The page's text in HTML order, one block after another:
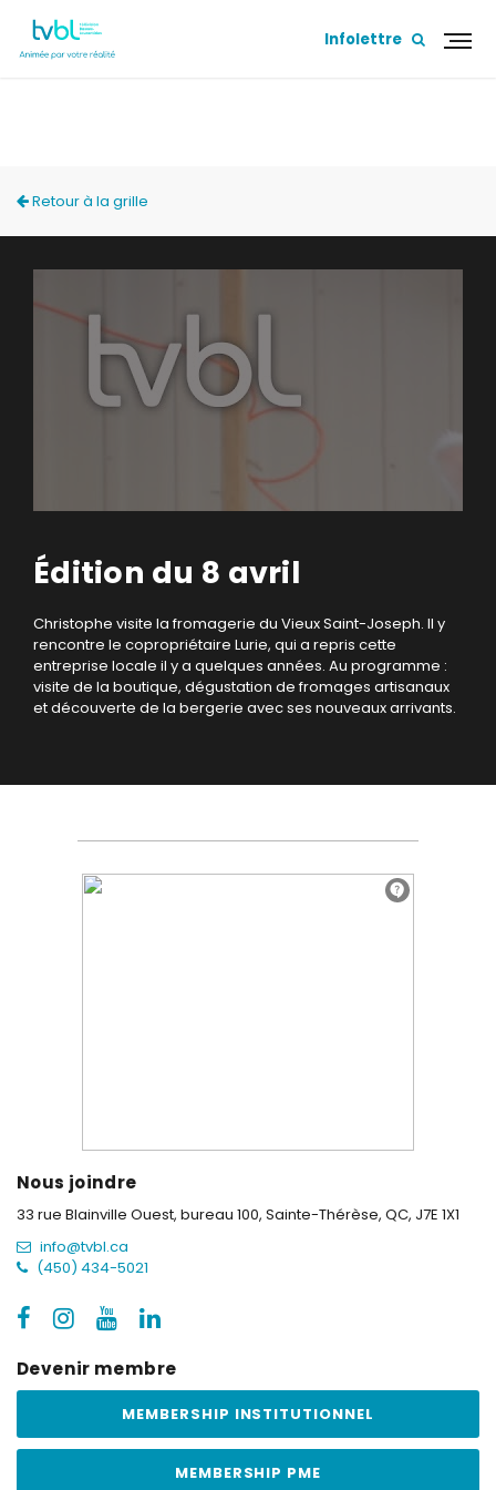
Infolettre
Retour à la grille
Édition du 8 avril
Christophe visite la fromagerie du Vieux Saint-Joseph. Il y
rencontre le copropriétaire Lurie, qui a repris cette
entreprise locale il y a quelques années. Au programme :
visite de la boutique, dégustation de fromages artisanaux
et découverte de la bergerie avec ses nouveaux arrivants.
Nous joindre
33 rue Blainville Ouest, bureau 100, Sainte-Thérèse, QC, J7E 1X1
info@tvbl.ca
(450) 434-5021
Devenir membre
MEMBERSHIP INSTITUTIONNEL
MEMBERSHIP PME